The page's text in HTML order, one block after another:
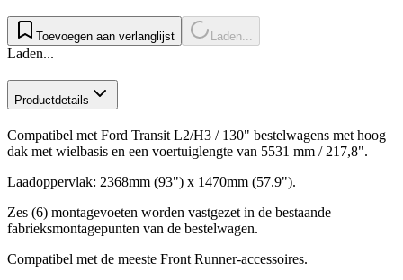
Toevoegen aan verlanglijst Laden...
Laden...
Productdetails
Compatibel met Ford Transit L2/H3 / 130" bestelwagens met hoog
dak met wielbasis en een voertuiglengte van 5531 mm / 217,8".
Laadoppervlak: 2368mm (93") x 1470mm (57.9").
Zes (6) montagevoeten worden vastgezet in de bestaande
fabrieksmontagepunten van de bestelwagen.
Compatibel met de meeste Front Runner-accessoires.